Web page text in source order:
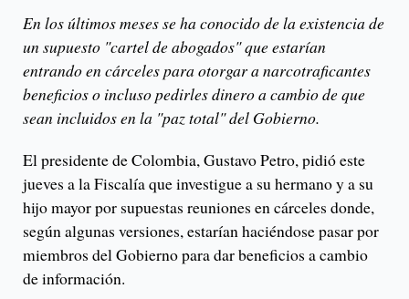
En los últimos meses se ha conocido de la existencia de
un supuesto "cartel de abogados" que estarían
entrando en cárceles para otorgar a narcotraficantes
beneficios o incluso pedirles dinero a cambio de que
sean incluidos en la "paz total" del Gobierno.
El presidente de Colombia, Gustavo Petro, pidió este
jueves a la Fiscalía que investigue a su hermano y a su
hijo mayor por supuestas reuniones en cárceles donde,
según algunas versiones, estarían haciéndose pasar por
miembros del Gobierno para dar beneficios a cambio
de información.